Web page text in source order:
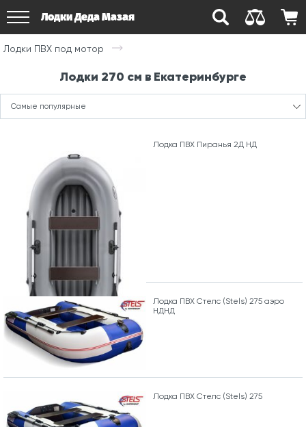
Лодки Деда Мазая
Лодки ПВХ под мотор
Лодки 270 см в Екатеринбурге
Самые популярные
Лодка ПВХ Пиранья 2Д НД
Лодка ПВХ Стелс (Stels) 275 аэро
НДНД
Лодка ПВХ Стелс (Stels) 275